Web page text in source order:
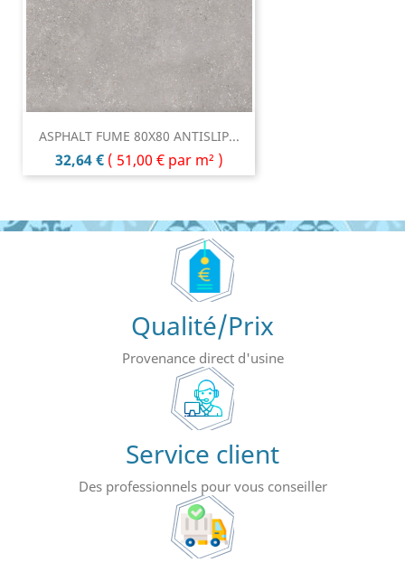
ASPHALT FUME 80X80 ANTISLIP...
Prix
32,64 € ( 51,00 € par m² )
Qualité/Prix
Provenance direct d'usine
Service client
Des professionnels pour vous conseiller